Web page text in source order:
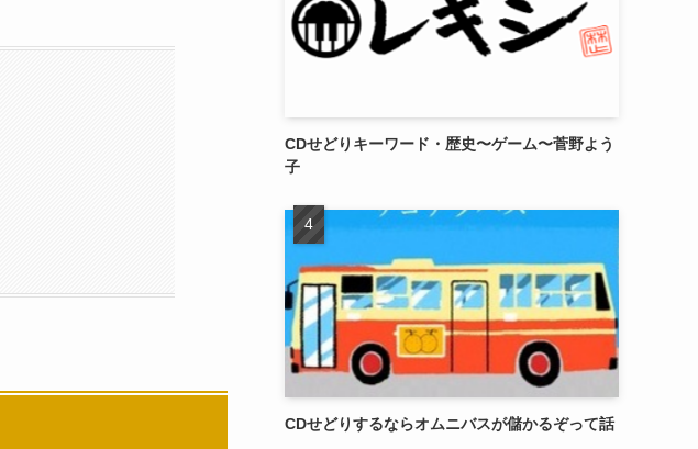
CDせどりキーワード・歴史〜ゲーム〜菅野よう
子
CDせどりするならオムニバスが儲かるぞって話